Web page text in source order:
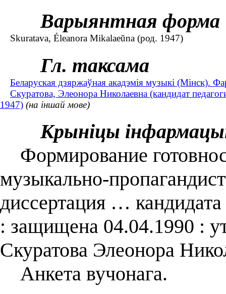
Варыянтная форма
Skuratava, Éleanora Mikalaeŭna (род. 1947)
Гл. таксама
Беларуская дзяржаўная акадэмія музыкі (Мінск).
Скуратова, Элеонора Николаевна (кандидат
1947) (на іншай мове)
Крыніцы
Формирование
музыкально-
диссертация …
: защищена 04.04.1990 :
Скуратова Элеонора
Анкета вучонага.